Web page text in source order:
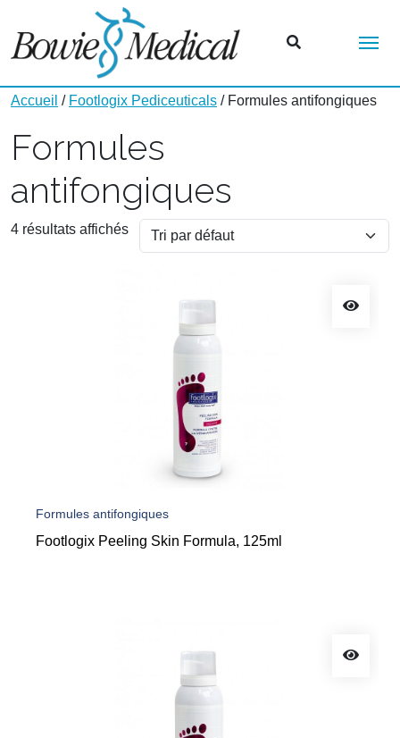
Accueil / Footlogix Pediceuticals / Formules antifongiques
Formules
antifongiques
4 résultats affichés
Formules antifongiques
Footlogix Peeling Skin Formula, 125ml